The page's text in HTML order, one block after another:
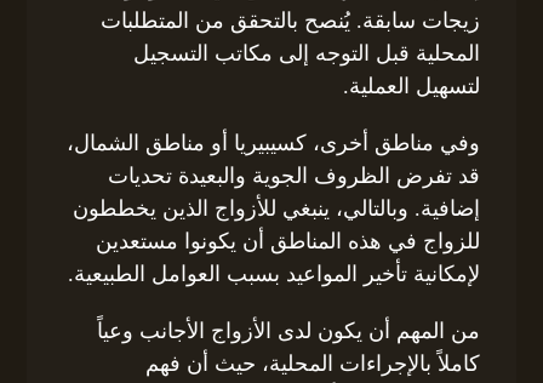
زيجات سابقة. يُنصح بالتحقق من المتطلبات
المحلية قبل التوجه إلى مكاتب التسجيل
لتسهيل العملية.
وفي مناطق أخرى، كسيبيريا أو مناطق الشمال،
قد تفرض الظروف الجوية والبعيدة تحديات
إضافية. وبالتالي، ينبغي للأزواج الذين يخططون
للزواج في هذه المناطق أن يكونوا مستعدين
لإمكانية تأخير المواعيد بسبب العوامل الطبيعية.
من المهم أن يكون لدى الأزواج الأجانب وعياً
كاملاً بالإجراءات المحلية، حيث أن فهم